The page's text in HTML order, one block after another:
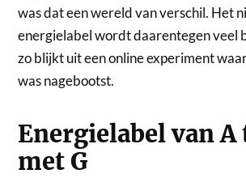
was dat een wereld van verschil. Het
energielabel wordt daarentegen veel
zo blijkt uit een online experiment
was nagebootst.
Energielabel van A
met G